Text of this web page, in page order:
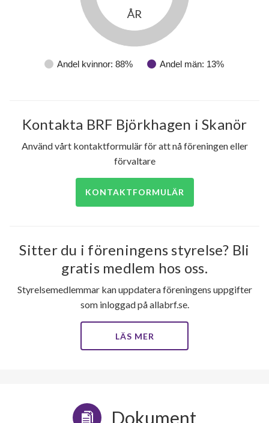
Andel kvinnor: 88% Andel män: 13%
ÅR
Kontakta BRF Björkhagen i Skanör
Använd vårt kontaktformulär för att nå föreningen eller
förvaltare
KONTAKTFORMULÄR
Sitter du i föreningens styrelse? Bli
gratis medlem hos oss.
Styrelsemedlemmar kan uppdatera föreningens uppgifter
som inloggad på allabrf.se.
LÄS MER
Dokument